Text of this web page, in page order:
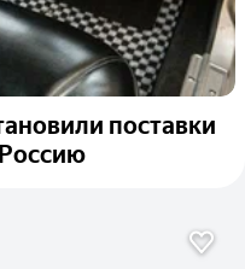
поставки